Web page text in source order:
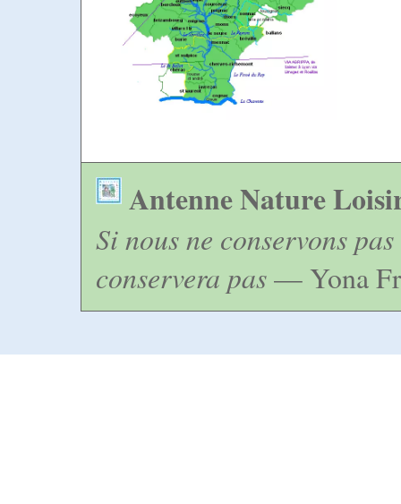
Antenne Nature
Si nous ne conservons
conservera pas— Yona